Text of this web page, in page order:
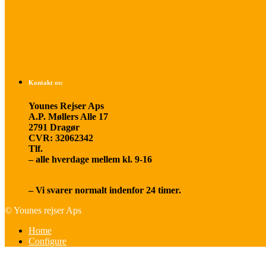
Kontakt os:
Younes Rejser Aps
A.P. Møllers Alle 17
2791 Dragør
CVR: 32062342
Tlf.
– alle hverdage mellem kl. 9-16
– Vi svarer normalt indenfor 24 timer.
© Younes rejser Aps
Home
Configure